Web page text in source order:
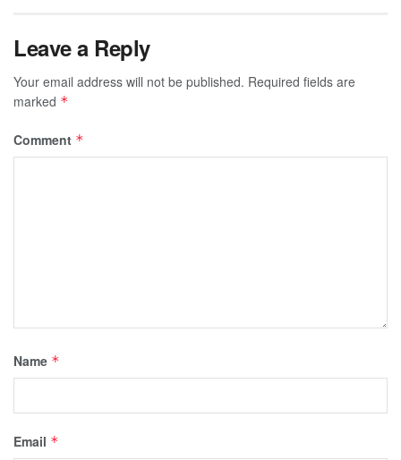
Leave a Reply
Your email address will not be published. Required fields are
marked *
Comment *
Name *
Email *